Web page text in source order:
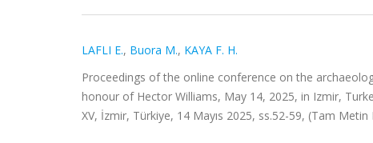
LAFLI E., Buora M., KAYA F. H.
Proceedings of the online conference on the
honour of Hector Williams, May 14, 2025, in Izmir,
XV, İzmir, Türkiye, 14 Mayıs 2025, ss.52-59, (Tam Metin